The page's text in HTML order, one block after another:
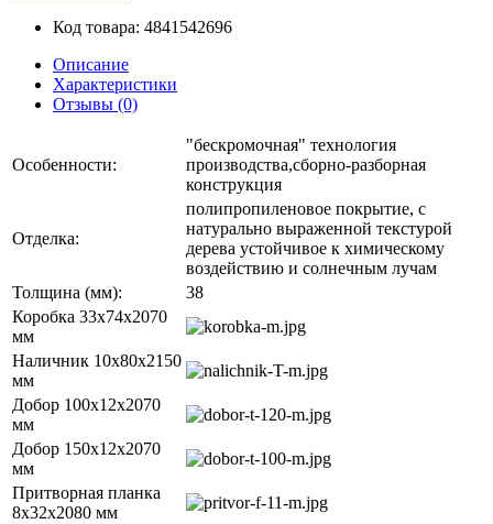
Код товара: 4841542696
Описание
Характеристики
Отзывы (0)
Особенности:
"бескромочная" технология
производства,сборно-разборная
конструкция
Отделка:
полипропиленовое покрытие, с
натурально выраженной текстурой
дерева устойчивое к химическому
воздействию и солнечным лучам
Толщина (мм):
38
Коробка 33х74х2070
мм
Наличник 10x80x2150
мм
Добор 100х12х2070
мм
Добор 150х12х2070
мм
Притворная планка
8х32х2080 мм